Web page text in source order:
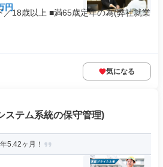
円
／18歳以上 ■満65歳定年の為(弊社就業
気になる
ステム系統の保守管理)
5.42ヶ月！